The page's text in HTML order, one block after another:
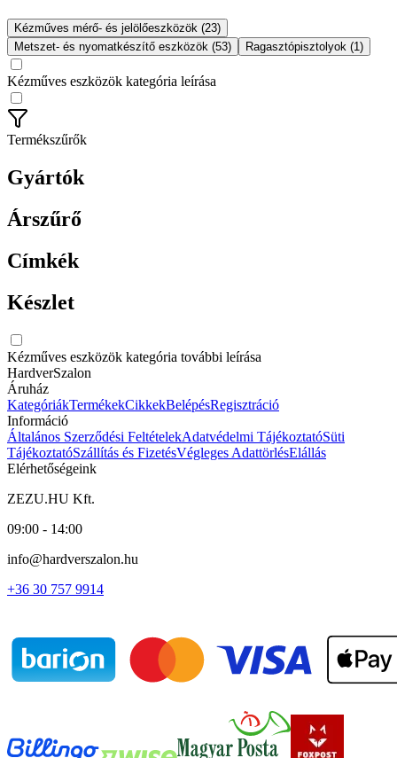
Kézműves mérő- és jelölőeszközök (23)
Metszet- és nyomatkészítő eszközök (53)
Ragasztópisztolyok (1)
Kézműves eszközök kategória leírása
Termékszűrők
Gyártók
Árszűrő
Címkék
Készlet
Kézműves eszközök kategória további leírása
HardverSzalon
Áruház
KategóriákTermékekCikkekBelépésRegisztráció
Információ
Általános Szerződési FeltételekAdatvédelmi TájékoztatóSüti
TájékoztatóSzállítás és FizetésVégleges AdattörlésElállás
Elérhetőségeink
ZEZU.HU Kft.
09:00 - 14:00
info@hardverszalon.hu
+36 30 757 9914